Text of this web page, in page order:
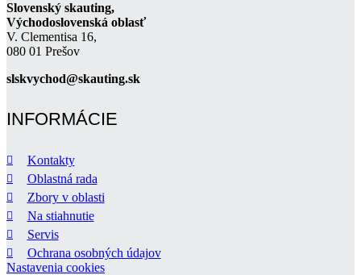
Slovenský skauting,
Východoslovenská oblasť
V. Clementisa 16,
080 01 Prešov
slskvychod@skauting.sk
INFORMÁCIE
Kontakty
Oblastná rada
Zbory v oblasti
Na stiahnutie
Servis
Ochrana osobných údajov
Nastavenia cookies